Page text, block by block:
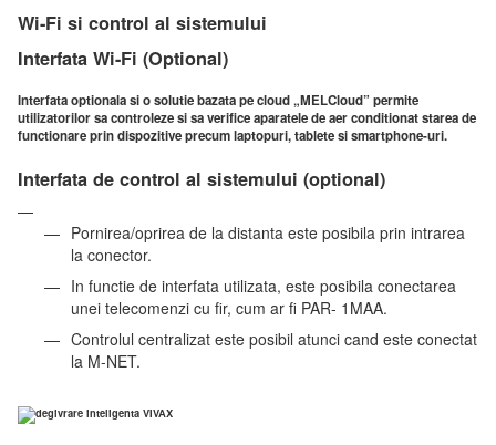
Wi-Fi si control al sistemului
Interfata Wi-Fi (Optional)
Interfata optionala si o solutie bazata pe cloud „MELCloud” permite
utilizatorilor sa controleze si sa verifice aparatele de aer conditionat starea de
functionare prin dispozitive precum laptopuri, tablete si smartphone-uri.
Interfata de control al sistemului (optional)
Pornirea/oprirea de la distanta este posibila prin intrarea
la conector.
In functie de interfata utilizata, este posibila conectarea
unei telecomenzi cu fir, cum ar fi PAR- 1MAA.
Controlul centralizat este posibil atunci cand este conectat
la M-NET.